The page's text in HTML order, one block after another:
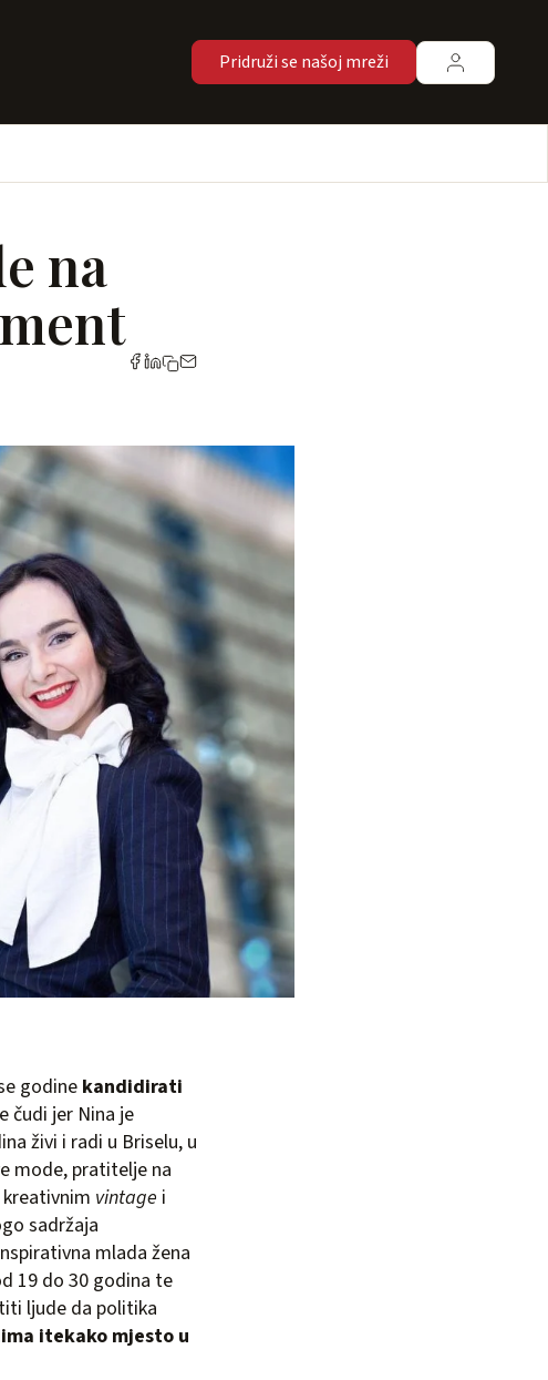
Pridruži se našoj mreži
na
godine kandidirati
čudi jer Nina je
živi i radi u Briselu, u
mode, pratitelje na
vintage i
sadržaja
mlada žena
19 do 30 godina te
ljude da politika
itekako mjesto u